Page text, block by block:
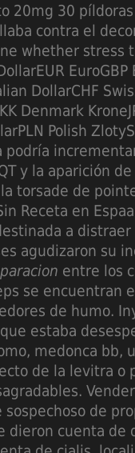
20mg 30
contra el
whether stress
DollarCHF
Denmark
Polish
podría
y la aparición
torsade de
Receta en
a
agudizaron su
entre los
se encuentran
de humo.
estaba
medonca bb,
de la levitra o
de
cuenta de